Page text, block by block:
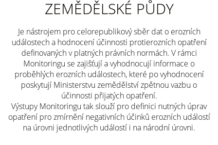
ZEMĚDĚLSKÉ PŮDY
Je nástrojem pro celorepublikový sběr dat o erozních
událostech a hodnocení účinnosti protierozních opatření
definovaných v platných právních normách. V rámci
Monitoringu se zajišťují a vyhodnocují informace o
proběhlých erozních událostech, které po vyhodnocení
poskytují Ministerstvu zemědělství zpětnou vazbu o
účinnosti přijatých opatření.
Výstupy Monitoringu tak slouží pro definici nutných úprav
opatření pro zmírnění negativních účinků erozních událostí
na úrovni jednotlivých událostí i na národní úrovni.